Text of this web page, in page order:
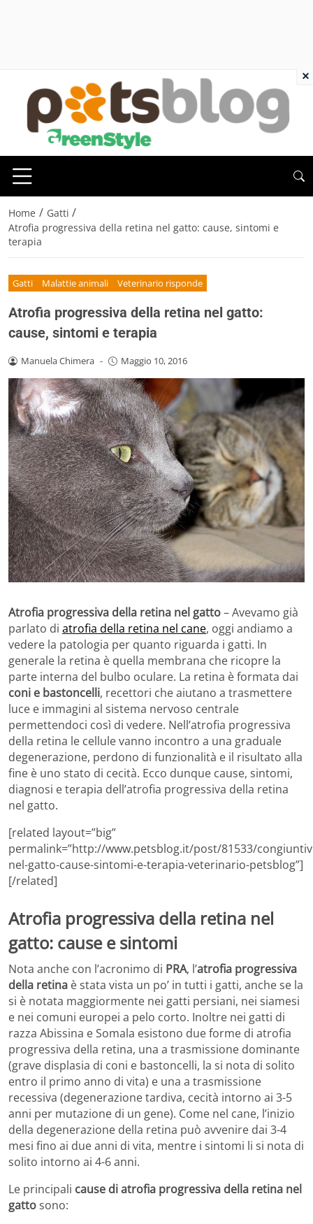
Home / Gatti /
Atrofia progressiva della retina nel gatto: cause, sintomi e
terapia
Gatti Malattie animali Veterinario risponde
Atrofia progressiva della retina nel gatto:
cause, sintomi e terapia
Manuela Chimera - Maggio 10, 2016
Atrofia progressiva della retina nel gatto– Avevamo già
parlato di atrofia della retina nel cane, oggi andiamo a
vedere la patologia per quanto riguarda i gatti. In
generale la retina è quella membrana che ricopre la
parte interna del bulbo oculare. La retina è formata dai
coni e bastoncelli, recettori che aiutano a trasmettere
luce e immagini al sistema nervoso centrale
permettendoci così di vedere. Nell’atrofia progressiva
della retina le cellule vanno incontro a una graduale
degenerazione, perdono di funzionalità e il risultato alla
fine è uno stato di cecità. Ecco dunque cause, sintomi,
diagnosi e terapia dell’atrofia progressiva della retina
nel gatto.
[related layout=”big”
permalink=”http://www.petsblog.it/post/81533/
nel-gatto-cause-sintomi-e-terapia-veterinario-petsblog”]
[/related]
Atrofia progressiva della retina nel
gatto: cause e sintomi
Nota anche con l’acronimo di PRA, l’atrofia progressiva
della retina è stata vista un po’ in tutti i gatti, anche se la
si è notata maggiormente nei gatti persiani, nei siamesi
e nei comuni europei a pelo corto. Inoltre nei gatti di
razza Abissina e Somala esistono due forme di atrofia
progressiva della retina, una a trasmissione dominante
(grave displasia di coni e bastoncelli, la si nota di solito
entro il primo anno di vita) e una a trasmissione
recessiva (degenerazione tardiva, cecità intorno ai 3-5
anni per mutazione di un gene). Come nel cane, l’inizio
della degenerazione della retina può avvenire dai 3-4
mesi fino ai due anni di vita, mentre i sintomi li si nota di
solito intorno ai 4-6 anni.
Le principali cause di atrofia progressiva della retina nel
gattosono:
×